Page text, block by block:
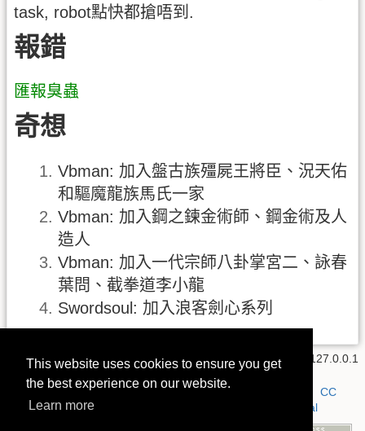
This website uses cookies to ensure you get
the best experience on our website.
Learn more
task, robot點快都搶唔到.
報錯
匯報臭蟲
奇想
Vbman: 加入盤古族殭屍王將臣、況天佑
和驅魔龍族馬氏一家
Vbman: 加入鋼之鍊金術師、鋼金術及人
造人
Vbman: 加入一代宗師八卦掌宮二、詠春
葉問、截拳道李小龍
Swordsoul: 加入浪客劍心系列
意見.txt· 上一次變更:2018/10/07 13:34 127.0.0.1
若無特別註明，本 wiki 上的內容都是採用以下授權方式： CC
Attribution-Noncommercial-Share Alike 4.0 International